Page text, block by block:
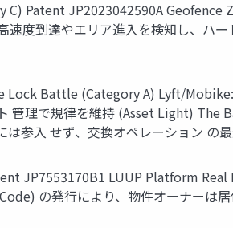
Patent JP2023042590A
到達やエリア進入を検知し、ハー
Lock Battle (Category A) Lyft/
管理で規律を維持 (Asset Light)
は参入 せず、交換オペレーション の
JP7553170B1 LUUP Platform
の発行により、物件オーナーは